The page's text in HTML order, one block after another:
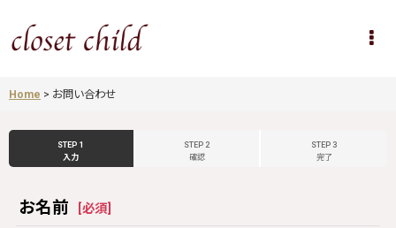
Home > お問い合わせ
STEP 1
入力
STEP 2
確認
STEP 3
完了
お名前 必須